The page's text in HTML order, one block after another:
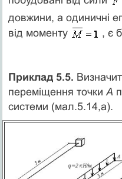
довжини, а одиничні
від моменту
, є
Приклад 5.5.
переміщення точки А
системи (мал.5.14,а).